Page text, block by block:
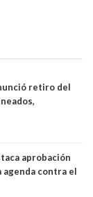
retiro del
decisión
aprobación
contra el